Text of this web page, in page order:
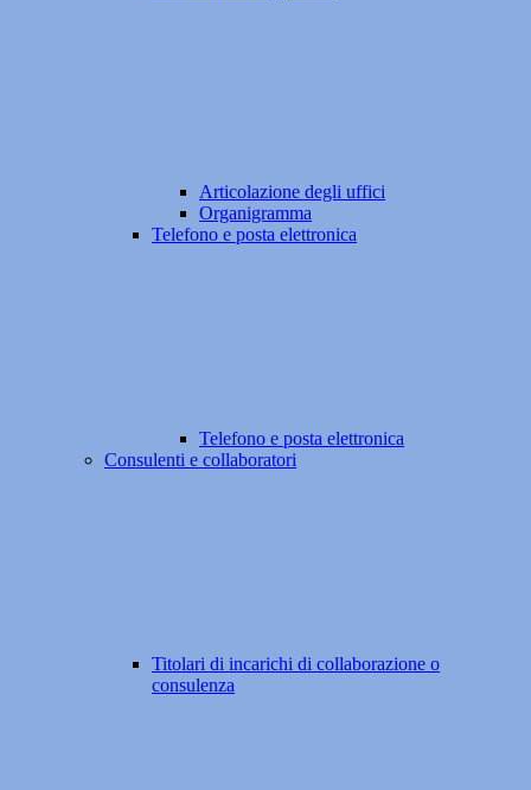
Articolazione degli uffici
Organigramma
Telefono e posta elettronica
Telefono e posta elettronica
Consulenti e collaboratori
Titolari di incarichi di collaborazione o
consulenza